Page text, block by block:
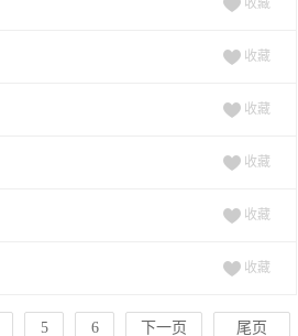
 收藏
 收藏
 收藏
 收藏
 收藏
 收藏
5 6 下一页 尾页